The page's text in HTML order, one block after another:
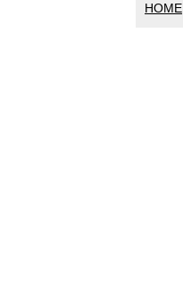
HOME